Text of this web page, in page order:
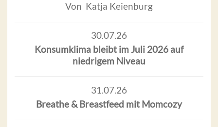
Von Katja Keienburg
30.07.26
Konsumklima bleibt im Juli 2026 auf
niedrigem Niveau
31.07.26
Breathe & Breastfeed mit Momcozy